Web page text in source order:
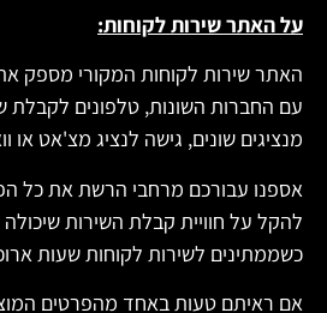
על האתר שירות לקוחות:
האתר שירות לקוחות המקורי מספק
עם החברות השונות, טלפונים לקבלת
מנציגים שונים, גישה לנציג מצ'אט או
אספנו עבורכם מרחבי הרשת את כל
להקל על חוויית קבלת השירות
כשממתינים לשירות לקוחות שעות
אם ראיתם טעות באחד מהפרטים